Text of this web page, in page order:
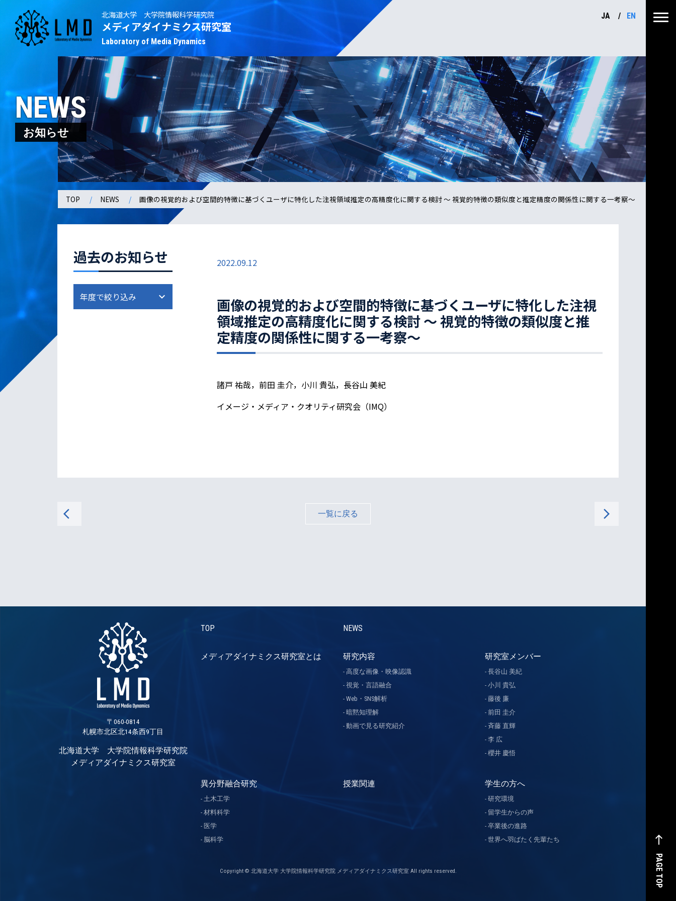
北海道大学 大学院情報科学研究院
メディアダイナミクス研究室
Laboratory of Media Dynamics
JA EN
west
PAGE TOP
NEWS
お知らせ
TOP NEWS 画像の視覚的および空間的特徴に基づくユーザに特化した注視領域推定の高精度化に関する検討 ～ 視覚的特徴の類似度と推定精度の関係性に関する一考察～
過去のお知らせ 2022.09.12
画像の視覚的および空間的特徴に基づくユーザに特化した注視
領域推定の高精度化に関する検討 ～ 視覚的特徴の類似度と推
定精度の関係性に関する一考察～
諸戸 祐哉，前田 圭介，小川 貴弘，長谷山 美紀
イメージ・メディア・クオリティ研究会（IMQ）
arrow_back_ios 一覧に戻る arrow_forward_ios
〒060-0814
札幌市北区北14条西9丁目
北海道大学 大学院情報科学研究院
メディアダイナミクス研究室
TOP NEWS
メディアダイナミクス研究室とは 研究内容
高度な画像・映像認識
視覚・言語融合
Web・SNS解析
暗黙知理解
動画で見る研究紹介
研究室メンバー
長谷山 美紀
小川 貴弘
藤後 廉
前田 圭介
斉藤 直輝
李 広
櫻井 慶悟
異分野融合研究
土木工学
材料科学
医学
脳科学
授業関連 学生の方へ
研究環境
留学生からの声
卒業後の進路
世界へ羽ばたく先輩たち
Copyright © 北海道大学 大学院情報科学研究院 メディアダイナミクス研究室 All rights reserved.